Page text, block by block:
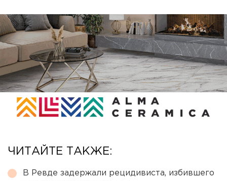
ЧИТАЙТЕ ТАКЖЕ:
В Ревде задержали рецидивиста, избившего